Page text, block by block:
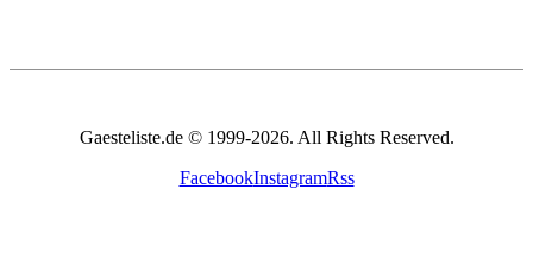
Gaesteliste.de © 1999-2026. All Rights Reserved.
FacebookInstagramRss